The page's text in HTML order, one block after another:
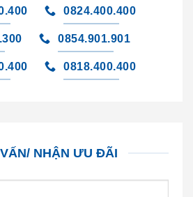
0824.400.400
0854.901.901
0818.400.400
NHẬN ƯU ĐÃI